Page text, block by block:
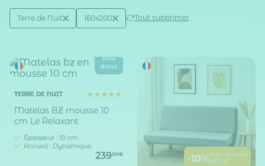
Active filtering (2)
Marque
Terre de Nuit Taille matelas (en cm)
160x200 Tout supprimer
Prix
doux
TERRE DE NUIT
Matelas BZ mousse 10
cm Le Relaxant
Épaisseur : 10 cm
Accueil : Dynamique
23900€ -10%avec le code
ZEN10